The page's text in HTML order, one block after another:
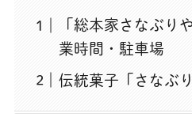
「総本家さなぶり
業時間・駐車場
伝統菓子「さなぶ